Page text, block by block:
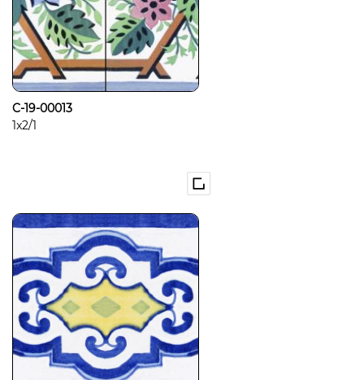
C-19-00013
1x2/1